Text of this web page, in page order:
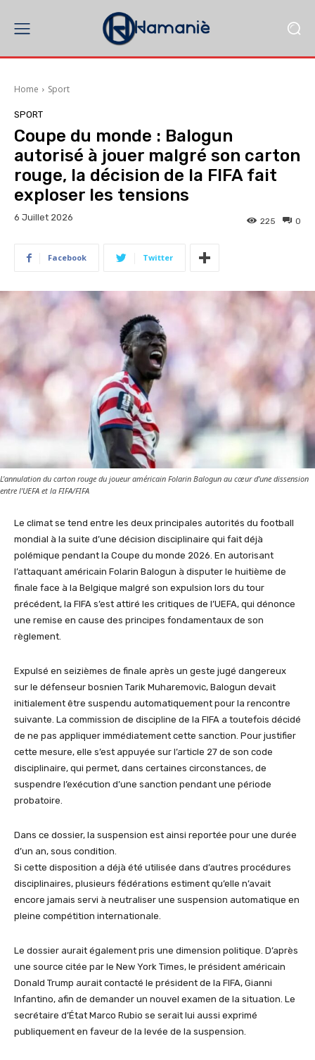
Home Sport
SPORT
Coupe du monde : Balogun
autorisé à jouer malgré son carton
rouge, la décision de la FIFA fait
exploser les tensions
6 Juillet 2026 0
225
Facebook Twitter
L'annulation du carton rouge du joueur américain Folarin Balogun au cœur d'une dissension
entre l'UEFA et la FIFA/FIFA
Le climat se tend entre les deux principales autorités du football
mondial à la suite d’une décision disciplinaire qui fait déjà
polémique pendant la Coupe du monde 2026. En autorisant
l’attaquant américain Folarin Balogun à disputer le huitième de
finale face à la Belgique malgré son expulsion lors du tour
précédent, la FIFA s’est attiré les critiques de l’UEFA, qui dénonce
une remise en cause des principes fondamentaux de son
règlement.
Expulsé en seizièmes de finale après un geste jugé dangereux
sur le défenseur bosnien Tarik Muharemovic, Balogun devait
initialement être suspendu automatiquement pour la rencontre
suivante. La commission de discipline de la FIFA a toutefois décidé
de ne pas appliquer immédiatement cette sanction. Pour justifier
cette mesure, elle s’est appuyée sur l’article 27 de son code
disciplinaire, qui permet, dans certaines circonstances, de
suspendre l’exécution d’une sanction pendant une période
probatoire.
Dans ce dossier, la suspension est ainsi reportée pour une durée
d’un an, sous condition.
Si cette disposition a déjà été utilisée dans d’autres procédures
disciplinaires, plusieurs fédérations estiment qu’elle n’avait
encore jamais servi à neutraliser une suspension automatique en
pleine compétition internationale.
Le dossier aurait également pris une dimension politique. D’après
une source citée par le New York Times, le président américain
Donald Trump aurait contacté le président de la FIFA, Gianni
Infantino, afin de demander un nouvel examen de la situation. Le
secrétaire d’État Marco Rubio se serait lui aussi exprimé
publiquement en faveur de la levée de la suspension.